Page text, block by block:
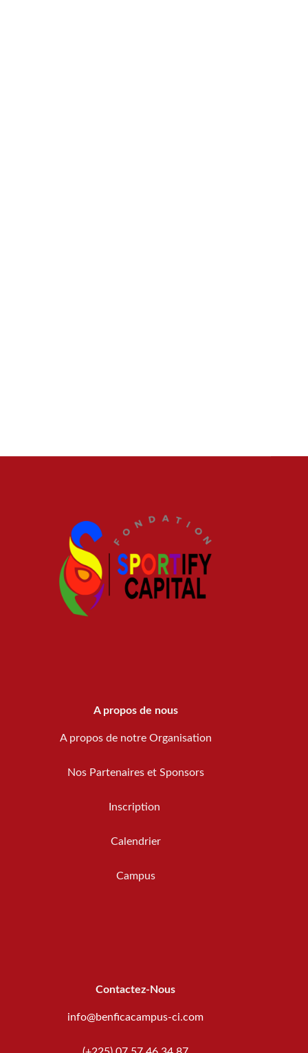
A propos de nous
A propos de notre Organisation
Nos Partenaires et Sponsors
Inscription
Calendrier
Campus
Contactez-Nous
info@benficacampus-ci.com